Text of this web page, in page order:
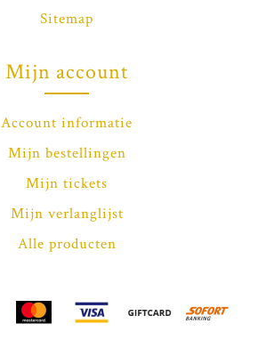
Sitemap
Mijn account
Account informatie
Mijn bestellingen
Mijn tickets
Mijn verlanglijst
Alle producten